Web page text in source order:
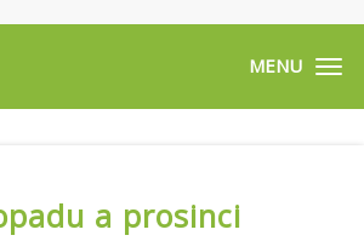
a prosinci